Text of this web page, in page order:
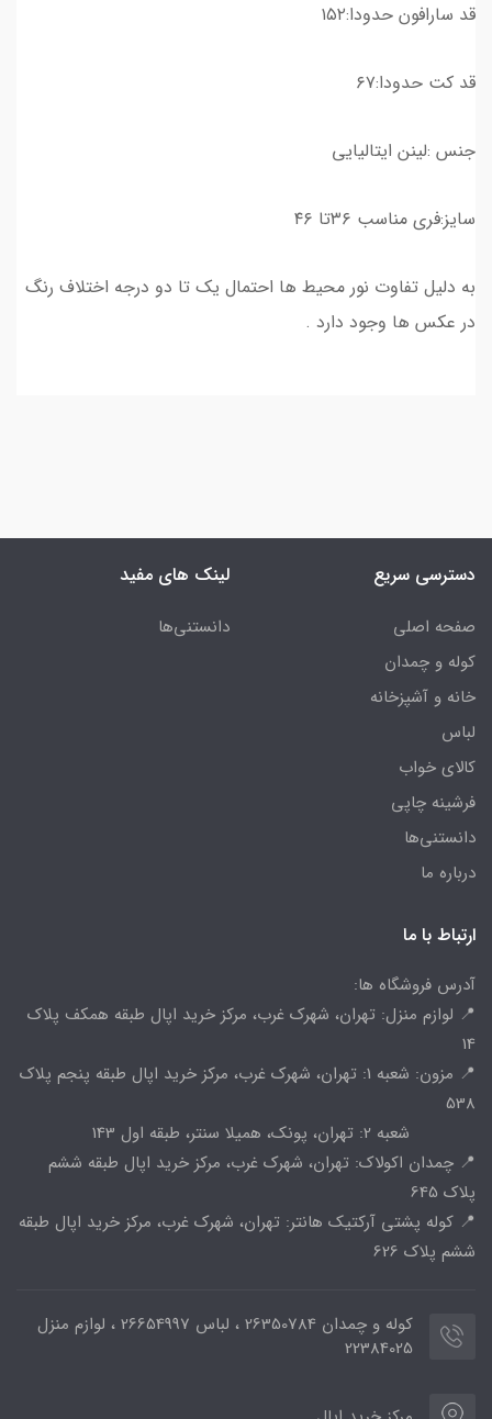
قد سارافون حدودا:۱۵۲
قد کت حدودا:۶۷
جنس :لینن ایتالیایی
سایز:فری مناسب ۳۶تا ۴۶
به دلیل تفاوت نور محیط ها احتمال یک تا دو درجه اختلاف رنگ
در عکس ها وجود دارد .
دسترسی سریع
صفحه اصلی
کوله و چمدان
خانه و آشپزخانه
لباس
کالای خواب
فرشینه چاپی
دانستنی‌ها
درباره ما
لینک های مفید
دانستنی‌ها
ارتباط با ما
آدرس فروشگاه ها:
📍 لوازم منزل: تهران، شهرک غرب، مرکز خرید اپال طبقه همکف پلاک
14
📍 مزون: شعبه 1: تهران، شهرک غرب، مرکز خرید اپال طبقه پنجم پلاک
538
شعبه 2: تهران، پونک، همیلا سنتر، طبقه اول 143
📍 چمدان اکولاک: تهران، شهرک غرب، مرکز خرید اپال طبقه ششم
پلاک 645
📍 کوله پشتی آرکتیک هانتر: تهران، شهرک غرب، مرکز خرید اپال طبقه
ششم پلاک 626
کوله و چمدان 26350784 ، لباس 26654997 ، لوازم منزل
22384025